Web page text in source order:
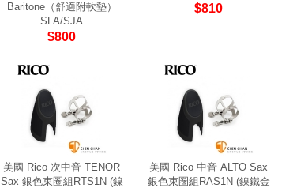
Baritone（舒適附軟墊）
SLA/SJA
$800
$810
美國 Rico 次中音 TENOR
Sax 銀色束圈組RTS1N (鎳
美國 Rico 中音 ALTO Sax
銀色束圈組RAS1N (鎳鐵金